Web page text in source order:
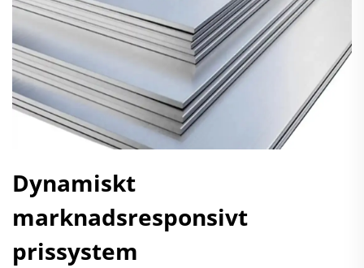
Dynamiskt
marknadsresponsivt
prissystem